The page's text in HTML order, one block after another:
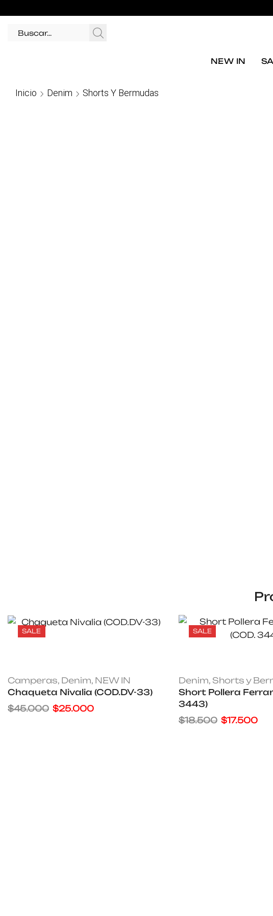
NEW IN
Inicio Denim Shorts Y Bermudas
SALE
Camperas, Denim, NEW IN
Chaqueta Nivalia (COD.DV-33)
$45.000 $25.000
SALE
Denim, Shorts y
Short Pollera
3443)
$18.500 $17.500